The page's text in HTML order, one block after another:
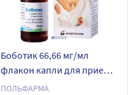
Боботик 66,66 мг/мл
флакон капли для приема
внутрь 30 мл
ПОЛЬФАРМА